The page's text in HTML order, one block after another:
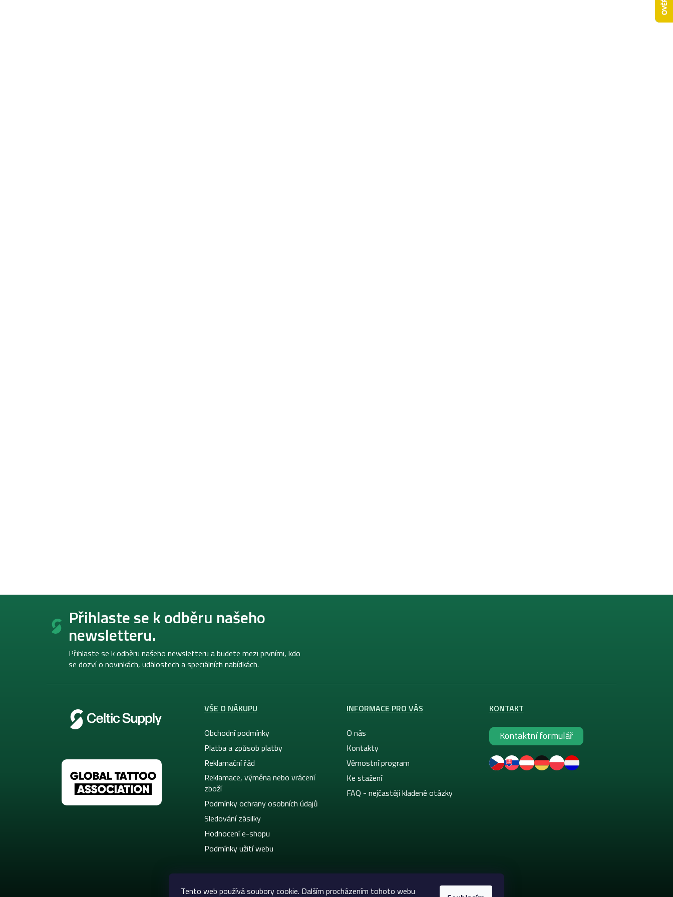
Tento web používá soubory cookie. Dalším procházením tohoto webu
Z
Přihlaste se k odběru našeho
newsletteru.
Přihlaste se k odběru našeho newsletteru a budete mezi prvními, kdo
se dozví o novinkách, událostech a speciálních nabídkách.
VŠE O NÁKUPU
Obchodní podmínky
Platba a způsob platby
Reklamační řád
Reklamace, výměna nebo vrácení
zboží
Podmínky ochrany osobních údajů
Sledování zásilky
Hodnocení e-shopu
Podmínky užití webu
INFORMACE PRO VÁS
O nás
Kontakty
Věrnostní program
Ke stažení
FAQ - nejčastěji kladené otázky
KONTAKT
Kontaktní formulář